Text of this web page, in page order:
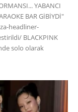
YABANCI
BAR GİBİYDİ"
headliner-
BLACKPINK
solo olarak